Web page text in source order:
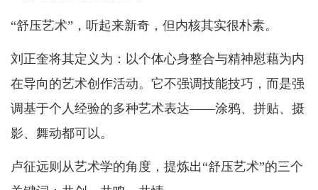
“舒压艺术”，听起来新奇，但内核其实很朴素。
刘正奎将其定义为：以个体心身整合与精神慰藉为内
在导向的艺术创作活动。它不强调技能技巧，而是强
调基于个人经验的多种艺术表达——涂鸦、拼贴、摄
影、舞动都可以。
卢征远则从艺术学的角度，提炼出“舒压艺术”的三个